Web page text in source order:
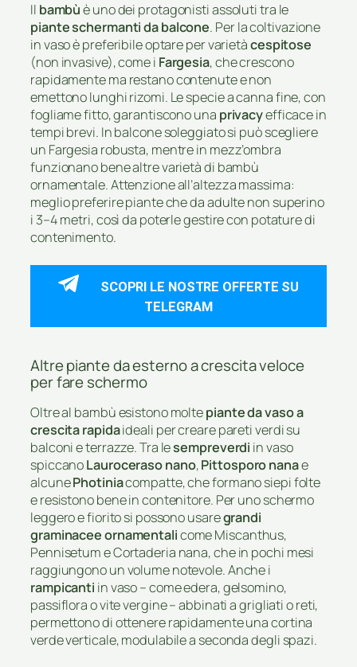
Il bambùè uno dei protagonisti assoluti tra le
piante schermanti da balcone. Per la coltivazione
in vaso è preferibile optare per varietàcespitose
(non invasive), come i Fargesia, che crescono
rapidamente ma restano contenute e non
emettono lunghi rizomi. Le specie a canna fine, con
fogliame fitto, garantiscono una privacyefficace in
tempi brevi. In balcone soleggiato si può scegliere
un Fargesia robusta, mentre in mezz’ombra
funzionano bene altre varietà di bambù
ornamentale. Attenzione all’altezza massima:
meglio preferire piante che da adulte non superino
i 3–4 metri, così da poterle gestire con potature di
contenimento.
SCOPRI LE NOSTRE OFFERTE SU
TELEGRAM
Altre piante da esterno a crescita veloce
per fare schermo
Oltre al bambù esistono moltepiante da vaso a
crescita rapidaideali per creare pareti verdi su
balconi e terrazze. Tra lesempreverdi in vaso
spiccanoLauroceraso nano,Pittosporo nanae
alcunePhotiniacompatte, che formano siepi folte
e resistono bene in contenitore. Per uno schermo
leggero e fiorito si possono usaregrandi
graminacee ornamentalicome Miscanthus,
Pennisetum e Cortaderia nana, che in pochi mesi
raggiungono un volume notevole. Anche i
rampicanti in vaso – come edera, gelsomino,
passiflora o vite vergine – abbinati a grigliati o reti,
permettono di ottenere rapidamente una cortina
verde verticale, modulabile a seconda degli spazi.